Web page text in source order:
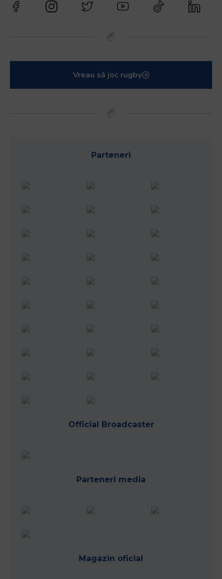
Vreau să joc rugby
Parteneri
Official Broadcaster
Parteneri media
Magazin oficial